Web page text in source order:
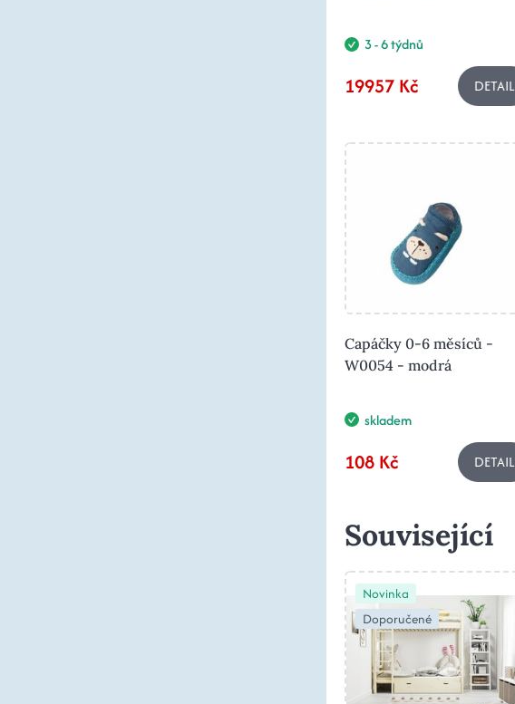
3 - 6 týdnů
19957 Kč DETAIL
Capáčky 0-6 měsíců -
W0054 - modrá
skladem
108 Kč DETAIL
Související
Novinka
Doporučené